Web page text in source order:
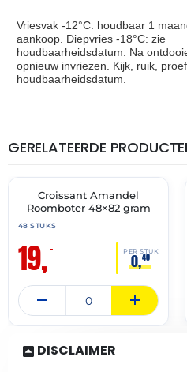
Vriesvak -12°C: houdbaar 1
aankoop. Diepvries -18°C: zie
houdbaarheidsdatum. Na
opnieuw invriezen. Kijk, ruik,
houdbaarheidsdatum.
GERELATEERDE
🔥 OP=OP
THT:
30-
Croissant Amandel
Roomboter 48×82 gram
48 STUKS
19,– PER STUK
0,40
DISCLAIMER